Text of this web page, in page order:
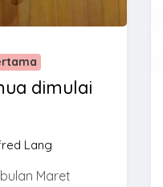
dimulai
Lang
Maret